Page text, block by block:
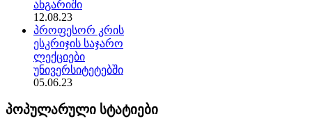
ანგარიში
12.08.23
პროფესორ კრის
ესკრიჯის საჯარო
ლექციები
უნივერსიტეტებში
05.06.23
პოპულარული სტატიები